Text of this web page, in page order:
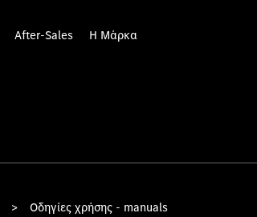
After-Sales Η Μάρκα
> Οδηγίες χρήσης - manuals